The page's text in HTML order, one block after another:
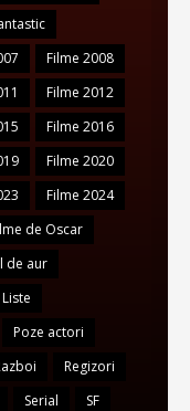
Filme 2008
Filme 2012
Filme 2016
Filme 2020
Filme 2024
de Oscar
de aur
Liste
Poze actori
Regizori
Serial
SF